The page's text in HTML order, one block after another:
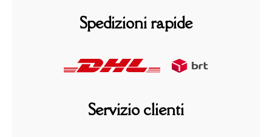
Spedizioni rapide
Servizio clienti